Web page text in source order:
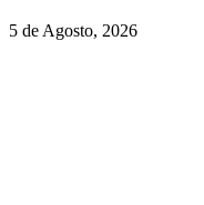
5 de Agosto, 2026